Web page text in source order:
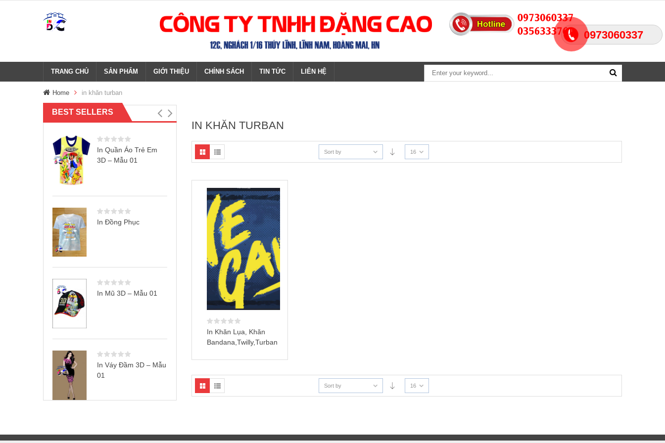
0973060337
TRANG CHỦ SẢN PHẨM GIỚI THIỆU CHÍNH SÁCH TIN TỨC LIÊN HỆ
Home in khăn turban
BEST SELLERS
In Quần Áo Trẻ Em
3D – Mẫu 01
In Đồng Phục
In Mũ 3D – Mẫu 01
In Váy Đầm 3D – Mẫu
01
IN KHĂN TURBAN
Sort by 16
In Khăn Lụa, Khăn
Bandana,Twilly,Turban
Sort by 16